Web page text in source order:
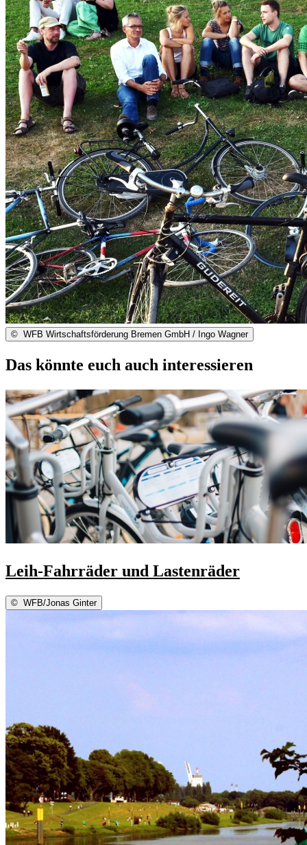
© WFB Wirtschaftsförderung Bremen GmbH / Ingo Wagner
Das könnte euch auch interessieren
Leih-Fahrräder und Lastenräder
© WFB/Jonas Ginter